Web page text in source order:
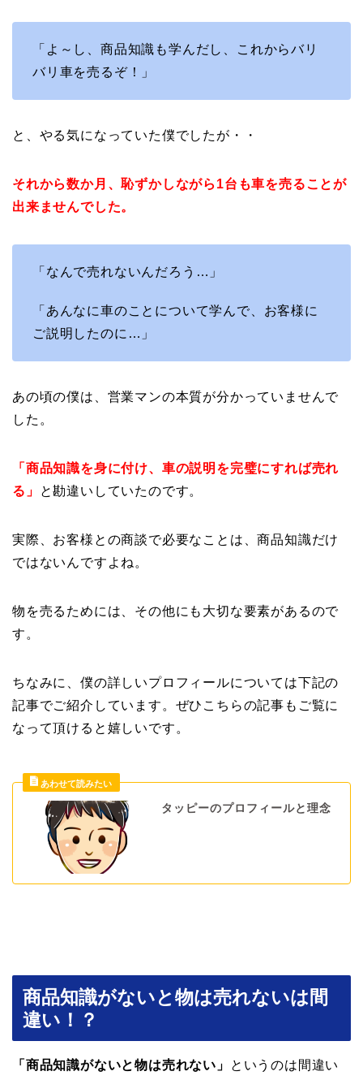
「よ～し、商品知識も学んだし、これからバリ
バリ車を売るぞ！」
と、やる気になっていた僕でしたが・・
それから数か月、恥ずかしながら1台も車を売ることが
出来ませんでした。
「なんで売れないんだろう…」
「あんなに車のことについて学んで、お客様に
ご説明したのに…」
あの頃の僕は、営業マンの本質が分かっていませんで
した。
「商品知識を身に付け、車の説明を完璧にすれば売れ
る」
と勘違いしていたのです。
実際、お客様との商談で必要なことは、商品知識だけ
ではないんですよね。
物を売るためには、その他にも大切な要素があるので
す。
ちなみに、僕の詳しいプロフィールについては下記の
記事でご紹介しています。ぜひこちらの記事もご覧に
なって頂けると嬉しいです。
タッピーのプロフィールと理念
商品知識がないと物は売れないは間
違い！？
「商品知識がないと物は売れない」
というのは間違い